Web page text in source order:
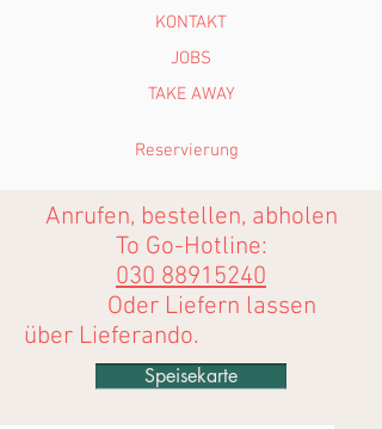
KONTAKT
JOBS
TAKE AWAY
Reservierung
Anrufen, bestellen, abholen
To Go-Hotline:
030 88915240
Oder Liefern lassen
über Lieferando.
Speisekarte